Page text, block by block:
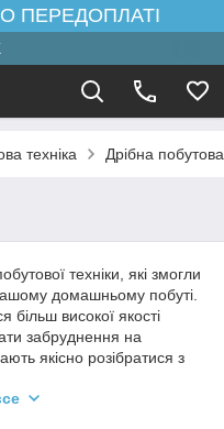
ПЕРЕДОПЛАТІ
техніка Дрібна
техніки, які змогли
домашньому побуті.
більш високої якості
забруднення на
якісно розібратися з
моделей техніки